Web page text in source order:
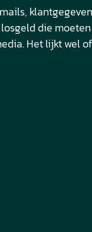
die
Het lijkt wel